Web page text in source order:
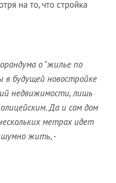
на то, что стройка
о "жилье по
будущей новостройке
недвижимости, лишь
Да и сам дом
метрах идет
шумно жить, -